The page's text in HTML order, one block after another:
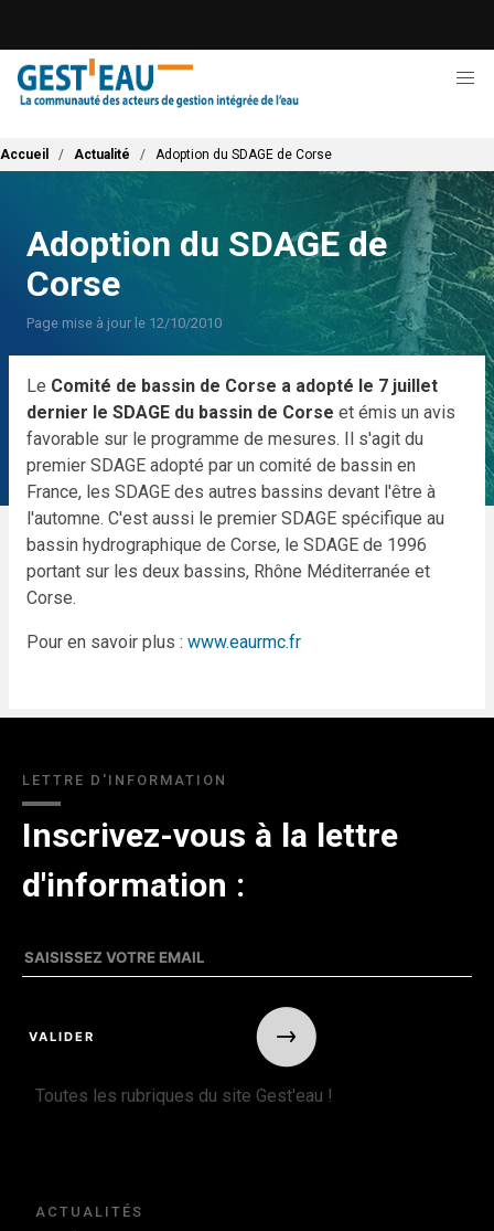
contenu
principal
Fil d'Ariane
Accueil Actualité Adoption du SDAGE de Corse
Adoption du SDAGE de
Corse
Page mise à jour le 12/10/2010
Le Comité de bassin de Corse a adopté le 7 juillet
dernier le SDAGE du bassin de Corse et émis un avis
favorable sur le programme de mesures. Il s'agit du
premier SDAGE adopté par un comité de bassin en
France, les SDAGE des autres bassins devant l'être à
l'automne. C'est aussi le premier SDAGE spécifique au
bassin hydrographique de Corse, le SDAGE de 1996
portant sur les deux bassins, Rhône Méditerranée et
Corse.
Pour en savoir plus : www.eaurmc.fr
LETTRE D'INFORMATION
Inscrivez-vous à la lettre
d'information :
Toutes les rubriques du site Gest'eau !
ACTUALITÉS